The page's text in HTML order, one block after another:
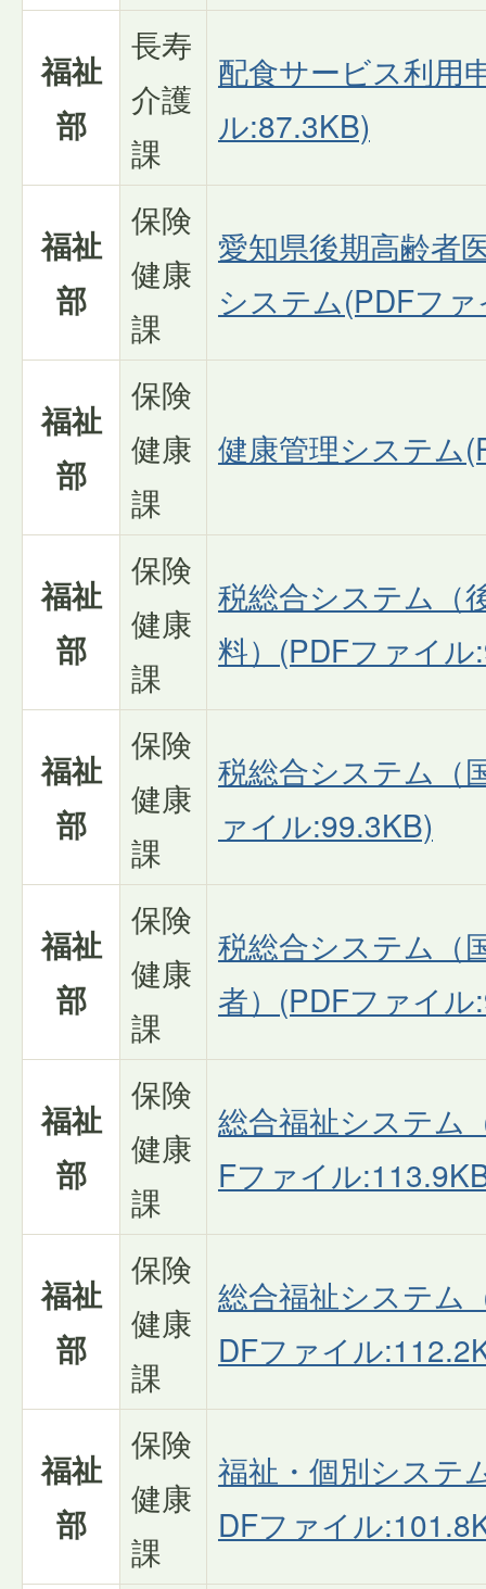
福祉
部
長寿
介護
課
配食サービス利用
ル:87.3KB)
福祉
部
保険
健康
課
愛知県後期高齢者
システム(PDFフ
福祉
部
保険
健康
課
健康管理システム
福祉
部
保険
健康
課
税総合システム（
料）(PDFファイル
福祉
部
保険
健康
課
税総合システム（
ァイル:99.3KB)
福祉
部
保険
健康
課
税総合システム（
者）(PDFファイル
福祉
部
保険
健康
課
総合福祉システム
Fファイル
福祉
部
保険
健康
課
総合福祉システム
DFファイル
福祉
部
保険
健康
課
福祉・個別システ
DFファイル